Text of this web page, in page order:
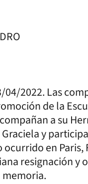
04/2022. Las
de la
a su
y
en Paris,
resignación y
memoria.